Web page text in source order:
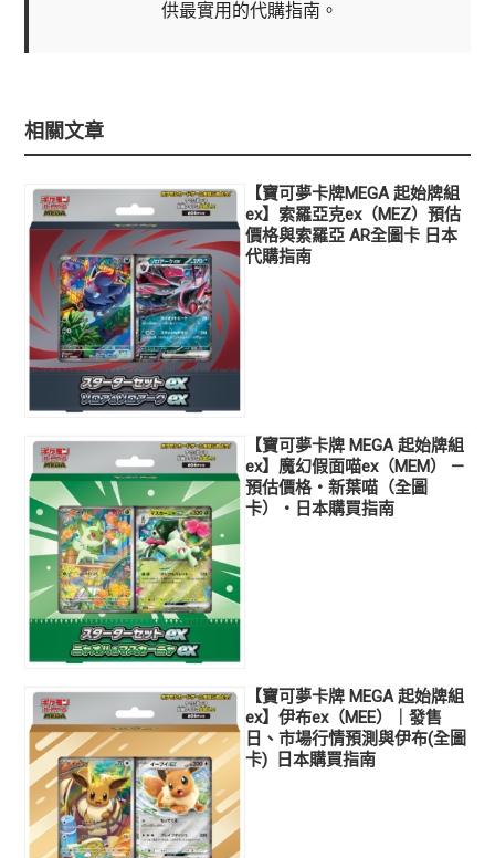
供最實用的代購指南。
相關文章
【寶可夢卡牌MEGA 起始牌組
ex】索羅亞克ex（MEZ）預估
價格與索羅亞 AR全圖卡 日本
代購指南
【寶可夢卡牌 MEGA 起始牌組
ex】魔幻假面喵ex（MEM） —
預估價格・新葉喵（全圖
卡）・日本購買指南
【寶可夢卡牌 MEGA 起始牌組
ex】伊布ex（MEE）｜發售
日、市場行情預測與伊布(全圖
卡) 日本購買指南